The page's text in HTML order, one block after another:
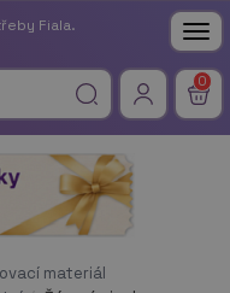
Fiala.
0
materiál